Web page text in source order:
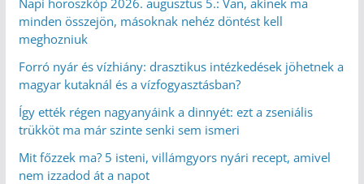
minden összejön, másoknak nehéz döntést kell
meghozniuk
Forró nyár és vízhiány: drasztikus intézkedések jöhetnek a
magyar kutaknál és a vízfogyasztásban?
Így ették régen nagyanyáink a dinnyét: ezt a zseniális
trükköt ma már szinte senki sem ismeri
Mit főzzek ma? 5 isteni, villámgyors nyári recept, amivel
nem izzadod át a napot